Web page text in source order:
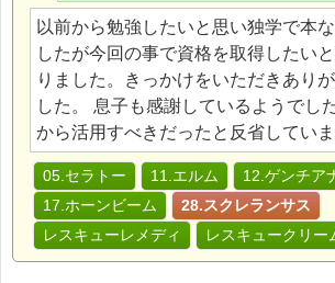
以前から勉強したいと思い独学で本
したが今回の事で資格を取得したい
りました。きっかけをいただきあり
した。 息子も感謝しているようでし
から活用すべきだったと反省していま
05.セラトー 11.エルム
12.ゲンチア
17.ホーンビーム
28.スクレランサス
レスキューレメディ
レスキュークリー